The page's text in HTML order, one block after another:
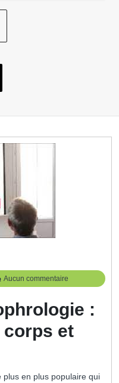
Aucun commentaire
:
corps et